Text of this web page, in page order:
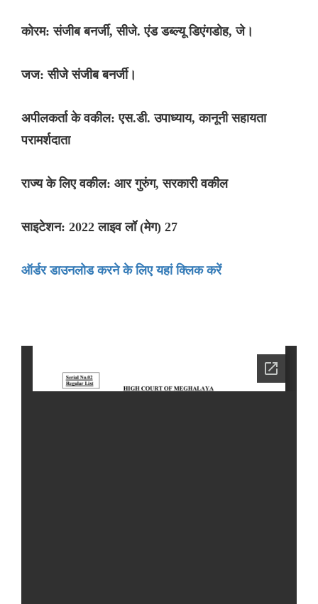
कोरम: संजीब बनर्जी, सीजे. एंड डब्ल्यू डिएंगडोह, जे।
जज: सीजे संजीब बनर्जी।
अपीलकर्ता के वकील: एस.डी. उपाध्याय, कानूनी सहायता
परामर्शदाता
राज्य के लिए वकील: आर गुरुंग, सरकारी वकील
साइटेशन: 2022 लाइव लॉ (मेग) 27
ऑर्डर डाउनलोड करने के लिए यहां क्लिक करें